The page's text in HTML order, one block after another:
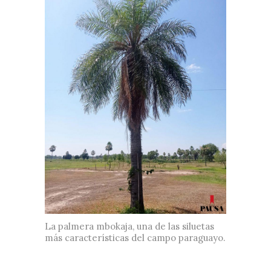
La palmera mbokaja, una de las siluetas
más características del campo paraguayo.